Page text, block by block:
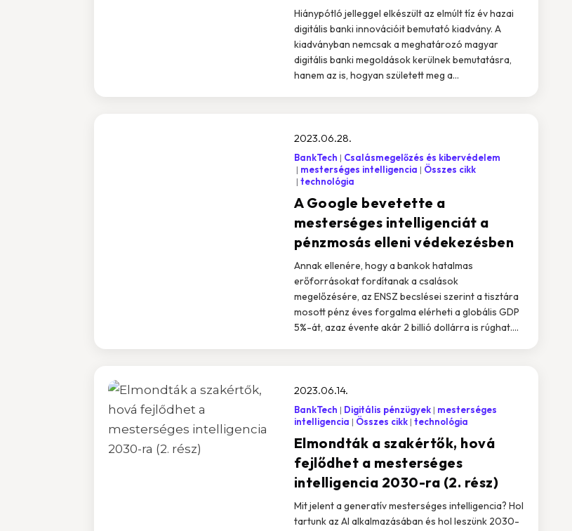
Hiánypótló jelleggel elkészült az elmúlt tíz év hazai
digitális banki innovációit bemutató kiadvány. A
kiadványban nemcsak a meghatározó magyar
digitális banki megoldások kerülnek bemutatásra,
hanem az is, hogyan született meg a...
A Google bevetette a
mesterséges intelligenciát a
pénzmosás elleni védekezésben
2023.06.28.
BankTech
Csalásmegelőzés és kibervédelem
mesterséges intelligencia
Összes cikk
technológia
Annak ellenére, hogy a bankok hatalmas
erőforrásokat fordítanak a csalások
megelőzésére, az ENSZ becslései szerint a tisztára
mosott pénz éves forgalma elérheti a globális GDP
5%-át, azaz évente akár 2 billió dollárra is rúghat....
Elmondták a szakértők, hová
fejlődhet a mesterséges
intelligencia 2030-ra (2. rész)
2023.06.14.
BankTech Digitális pénzügyek
mesterséges
intelligencia
Összes cikk technológia
Mit jelent a generatív mesterséges intelligencia? Hol
tartunk az AI alkalmazásában és hol leszünk 2030-